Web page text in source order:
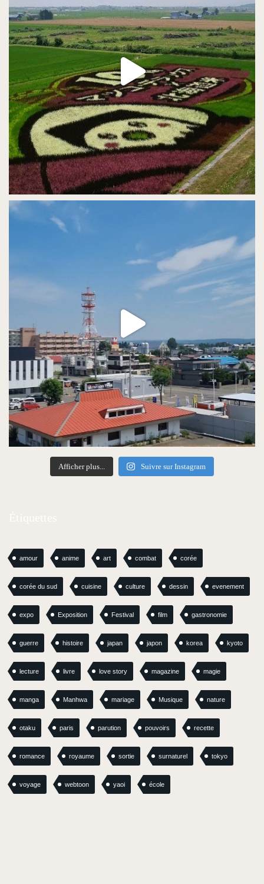
Afficher plus... Suivre sur Instagram
amour anime art combat corée
corée du sud cuisine culture dessin evenement
expo Exposition Festival film gastronomie
guerre histoire japan japon korea kyoto
lecture livre love story magazine magie
manga Manhwa mariage Musique nature
otaku paris parution pouvoirs recette
romance royaume sortie surnaturel tokyo
voyage webtoon yaoi école